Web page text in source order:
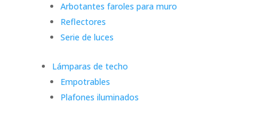
Arbotantes faroles para muro
Reflectores
Serie de luces
Lámparas de techo
Empotrables
Plafones iluminados